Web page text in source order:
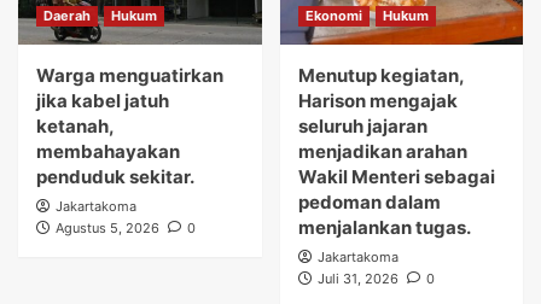
Daerah Hukum
Warga menguatirkan
jika kabel jatuh
ketanah,
membahayakan
penduduk sekitar.
Jakartakoma
Agustus 5, 2026
0
Ekonomi Hukum
Menutup kegiatan,
Harison mengajak
seluruh jajaran
menjadikan arahan
Wakil Menteri sebagai
pedoman dalam
menjalankan tugas.
Jakartakoma
Juli 31, 2026
0